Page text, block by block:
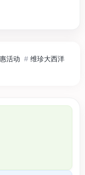
活动 # 维珍大西洋